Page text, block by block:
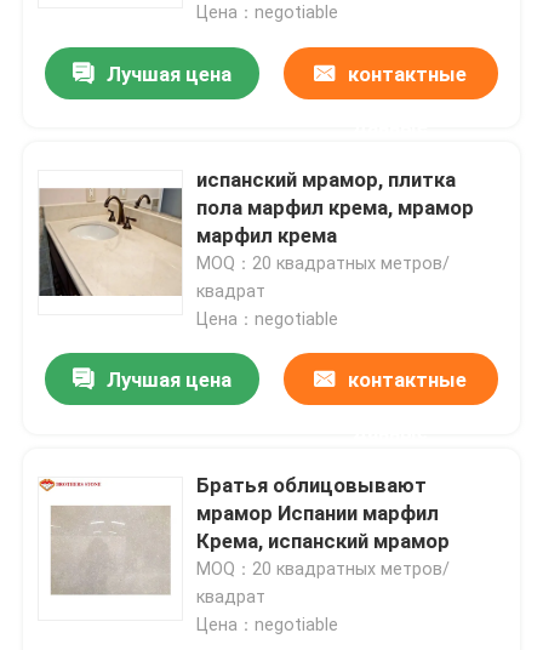
Продукты
О нас
Экскурсия по заводу
Контроль качества
Цена：negotiable
Лучшая цена контактные
испанский мрамор, плитка
пола марфил крема, мрамор
марфил крема
MOQ：20 квадратных метров/
квадрат
Цена：negotiable
Лучшая цена контактные
Братья облицовывают
мрамор Испании марфил
Крема, испанский мрамор
MOQ：20 квадратных метров/
квадрат
Цена：negotiable